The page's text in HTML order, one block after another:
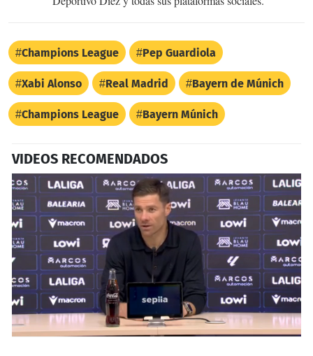
Champions League Pep Guardiola
Xabi Alonso Real Madrid Bayern de Múnich
Champions League Bayern Múnich
VIDEOS RECOMENDADOS